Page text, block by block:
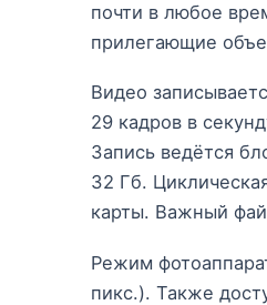
почти в любое
прилегающие
Видео
29 кадров в
Запись ведётся
32 Гб.
карты. Важный
Режим
пикс.). Также